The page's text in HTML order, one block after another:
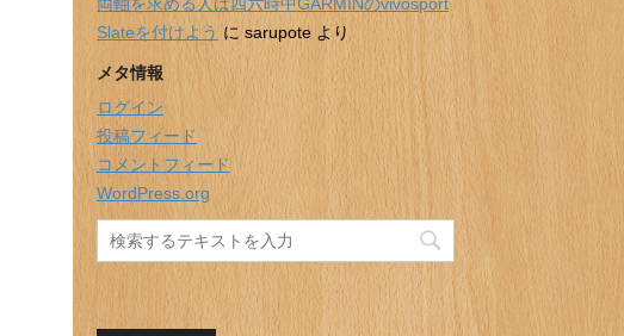
Slateを付けよう にsarupote より
メタ情報
ログイン
投稿フィード
コメントフィード
WordPress.org